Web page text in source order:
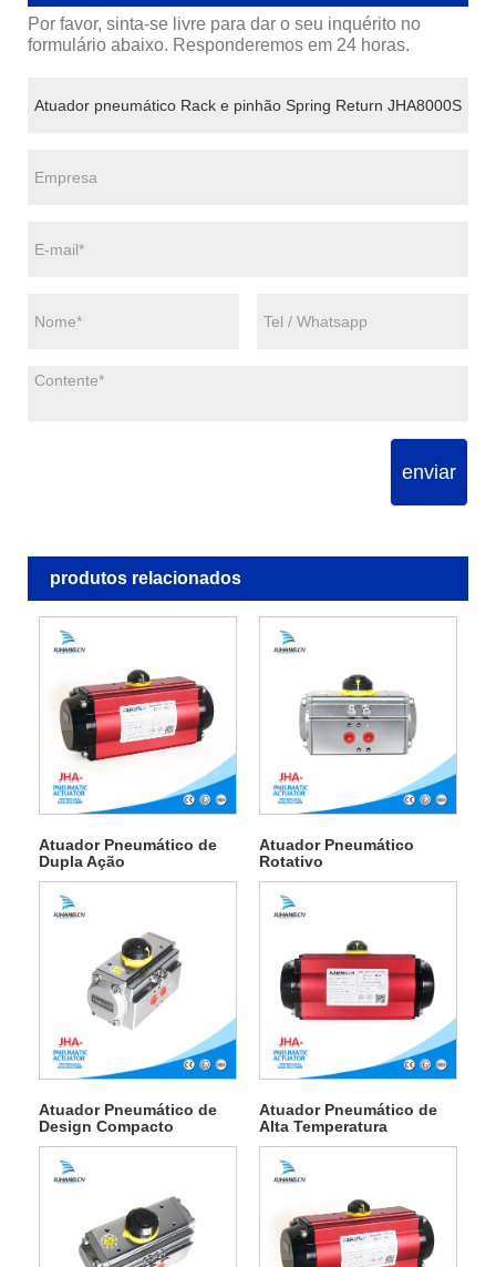
Por favor, sinta-se livre para dar o seu inquérito no
formulário abaixo. Responderemos em 24 horas.
enviar
produtos relacionados
Atuador Pneumático de
Dupla Ação
Atuador Pneumático
Rotativo
Atuador Pneumático de
Design Compacto
Atuador Pneumático de
Alta Temperatura